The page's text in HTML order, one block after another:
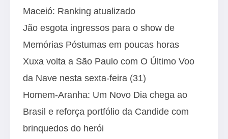
Maceió: Ranking atualizado
Jão esgota ingressos para o show de
Memórias Póstumas em poucas horas
Xuxa volta a São Paulo com O Último Voo
da Nave nesta sexta-feira (31)
Homem-Aranha: Um Novo Dia chega ao
Brasil e reforça portfólio da Candide com
brinquedos do herói